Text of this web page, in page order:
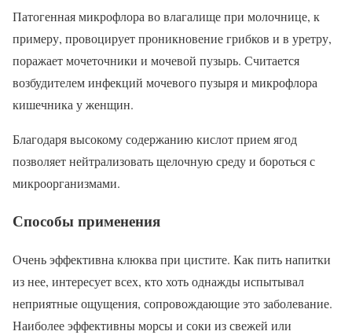
Патогенная микрофлора во влагалище при молочнице, к
примеру, провоцирует проникновение грибков и в уретру,
поражает мочеточники и мочевой пузырь. Считается
возбудителем инфекций мочевого пузыря и микрофлора
кишечника у женщин.
Благодаря высокому содержанию кислот прием ягод
позволяет нейтрализовать щелочную среду и бороться с
микроорганизмами.
Способы применения
Очень эффективна клюква при цистите. Как пить напитки
из нее, интересует всех, кто хоть однажды испытывал
неприятные ощущения, сопровождающие это заболевание.
Наиболее эффективны морсы и соки из свежей или